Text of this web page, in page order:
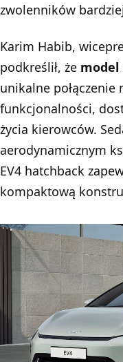
zwolenników
Karim Habib,
podkreślił, że model
unikalne połączenie
funkcjonalności,
życia kierowców.
aerodynamicznym
EV4 hatchback
kompaktową